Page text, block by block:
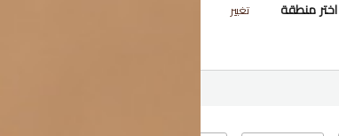
اختر منطقة تغيير